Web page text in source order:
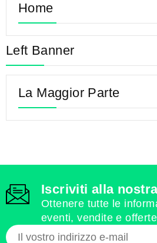
Home
Left Banner
La Maggior Parte
Iscriviti alla
Ottenere tutte le
eventi, vendite e offerte